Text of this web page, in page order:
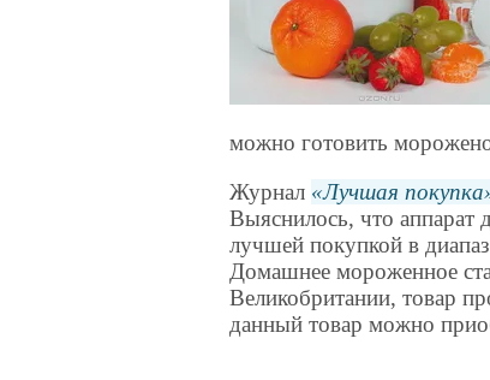
можно готовить
Журнал
Лучшая покупка
Выяснилось, что аппарат
лучшей покупкой в
Домашнее мороженное
Великобритании, товар
данный товар можно